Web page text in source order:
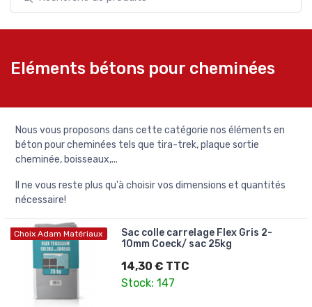
Eléments bétons pour cheminées
Nous vous proposons dans cette catégorie nos éléments en
béton pour cheminées tels que tira-trek, plaque sortie
cheminée, boisseaux,...
Il ne vous reste plus qu'à choisir vos dimensions et quantités
nécessaire!
Choix Adam Matériaux
Sac colle carrelage Flex Gris 2-
10mm Coeck/ sac 25kg
14,30 € TTC
Stock: 147